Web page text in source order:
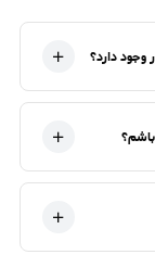
وجود دارد؟